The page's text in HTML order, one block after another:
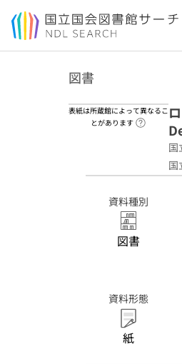
本文へ移動
図書
表紙は所蔵館によって異なるこ
とがあります
ヘル
国
国
資料種別
図書
資料形態
紙